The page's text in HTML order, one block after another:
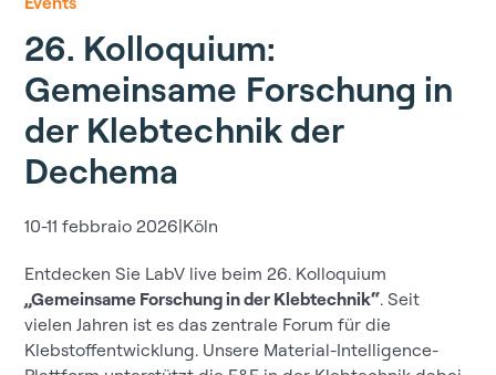
26. Kolloquium:
Gemeinsame Forschung in
der Klebtechnik der
Dechema
10-11 febbraio 2026|Köln
Entdecken Sie LabV live beim 26. Kolloquium
„Gemeinsame Forschung in der Klebtechnik“. Seit
vielen Jahren ist es das zentrale Forum für die
Klebstoffentwicklung. Unsere Material-Intelligence-